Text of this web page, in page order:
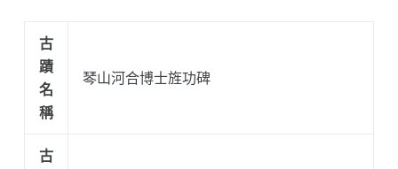
古
蹟
名
稱
琴山河合博士旌功碑
古